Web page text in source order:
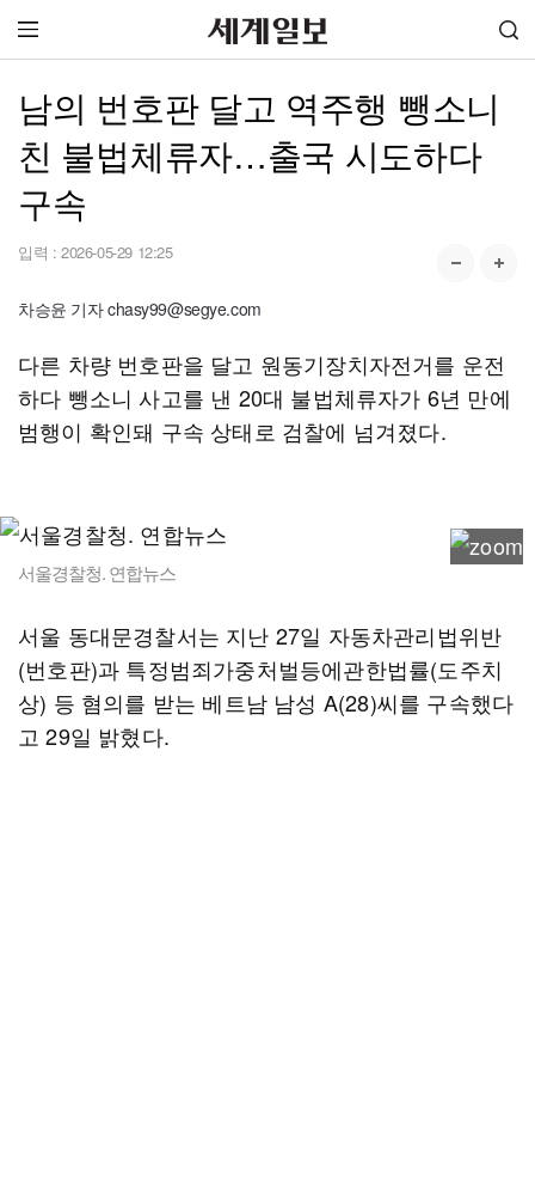
남의 번호판 달고 역주행 뺑소니
친 불법체류자…출국 시도하다
구속
입력 : 2026-05-29 12:25
차승윤 기자 chasy99@segye.com
다른 차량 번호판을 달고 원동기장치자전거를 운전
하다 뺑소니 사고를 낸 20대 불법체류자가 6년 만에
범행이 확인돼 구속 상태로 검찰에 넘겨졌다.
서울경찰청. 연합뉴스
서울 동대문경찰서는 지난 27일 자동차관리법위반
(번호판)과 특정범죄가중처벌등에관한법률(도주치
상) 등 혐의를 받는 베트남 남성 A(28)씨를 구속했다
고 29일 밝혔다.